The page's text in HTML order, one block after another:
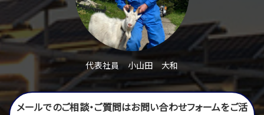
代表社員 小山田 大和
メールでのご相談・ご質問はお問い合わせフォームをご活